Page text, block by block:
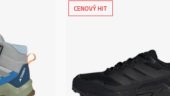
CENOVÝ HIT